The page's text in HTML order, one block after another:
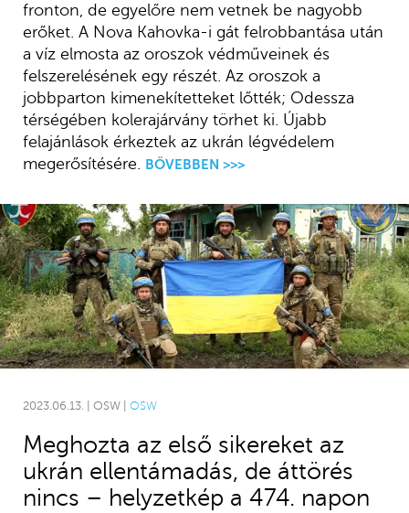
2023.06.13. | OSW | OSW
Meghozta az első sikereket az
ukrán ellentámadás, de áttörés
nincs – helyzetkép a 474. napon
fronton, de egyelőre nem vetnek be nagyobb
erőket. A Nova Kahovka-i gát felrobbantása után
a víz elmosta az oroszok védműveinek és
felszerelésének egy részét. Az oroszok a
jobbparton kimenekítetteket lőtték; Odessza
térségében kolerajárvány törhet ki. Újabb
felajánlások érkeztek az ukrán légvédelem
megerősítésére. BŐVEBBEN >>>